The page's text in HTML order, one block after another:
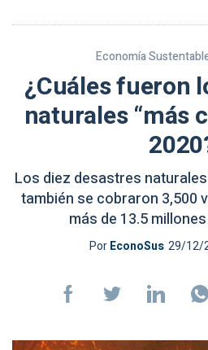
Economía
¿Cuáles fueron
naturales “más
Los diez desastres
también se cobraron 3,500
más de 13.5
PorEconoSus 29/12/